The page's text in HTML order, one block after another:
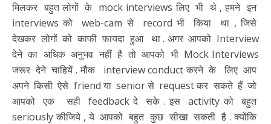
मिलकर बहुत लोगों के mock interviews लिए भी थे , हमने इन
interviews को web-cam से record भी किया था , जिसे
देखकर लोगों को काफी फायदा हुआ था . अगर आपको Interview
देने का अधिक अनुभव नहीं है तो आपको भी Mock Interviews
जरूर देने चाहियें . मौक interview conduct करने के लिए आप
अपने किसी ऐसे friend या senior से request कर सकते हैं जो
आपको एक सही feedback दे सके . इस activity को बहुत
seriously कीजिये , ये आपको बहुत कुछ सीखा सकती है . क्योंकि